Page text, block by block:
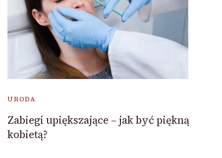
URODA
Zabiegi upiększające – jak być piękną
kobietą?